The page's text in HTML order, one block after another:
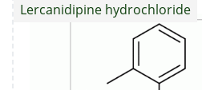
5-
méthyl
diméthyl-
Lercanidipine hydrochloride